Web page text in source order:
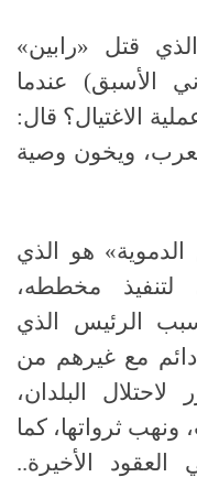
قتل «رابين»
الأسبق) عندما
الاغتيال؟ قال:
ويخون وصية
هو الذي
مخططه،
الرئيس الذي
مع غيرهم من
البلدان،
ثرواتها، كما
العقود الأخيرة..